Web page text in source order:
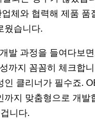
체와 협력해 제품
웠습니다.
발 과정을 들여다보
까지 꼼꼼히 체크합
인 클리너가 필수죠.
지 맞춤형으로 개발
니다.